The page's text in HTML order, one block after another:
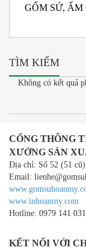
GỐM SỨ,
TÌM KIẾM
Không có kết quả
CỔNG THÔNG
XƯỞNG SẢN
Địa chỉ: Số 52 (51
Email:
www.inhoanmy.com
Hotline: 0979 141
KẾT NỐI VỚI